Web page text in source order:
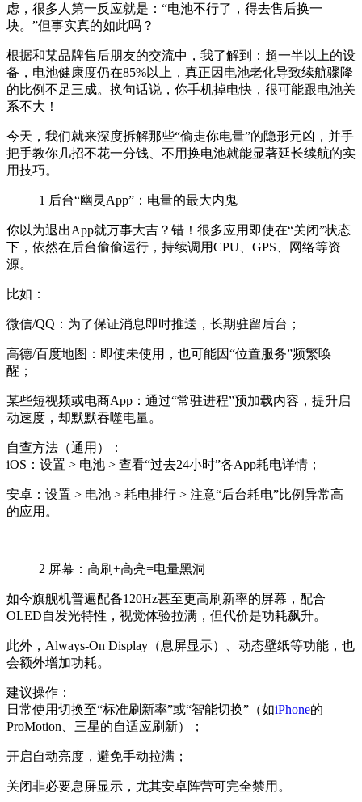
虑，很多人第一反应就是：“电池不行了，得去售后换一
块。”但事实真的如此吗？
根据和某品牌售后朋友的交流中，我了解到：超一半以上的设
备，电池健康度仍在85%以上，真正因电池老化导致续航骤降
的比例不足三成。换句话说，你手机掉电快，很可能跟电池关
系不大！
今天，我们就来深度拆解那些“偷走你电量”的隐形元凶，并手
把手教你几招不花一分钱、不用换电池就能显著延长续航的实
用技巧。
1 后台“幽灵App”：电量的最大内鬼
你以为退出App就万事大吉？错！很多应用即使在“关闭”状态
下，依然在后台偷偷运行，持续调用CPU、GPS、网络等资
源。
比如：
微信/QQ：为了保证消息即时推送，长期驻留后台；
高德/百度地图：即使未使用，也可能因“位置服务”频繁唤
醒；
某些短视频或电商App：通过“常驻进程”预加载内容，提升启
动速度，却默默吞噬电量。
自查方法（通用）：
iOS：设置 > 电池 > 查看“过去24小时”各App耗电详情；
安卓：设置 > 电池 > 耗电排行 > 注意“后台耗电”比例异常高
的应用。
2 屏幕：高刷+高亮=电量黑洞
如今旗舰机普遍配备120Hz甚至更高刷新率的屏幕，配合
OLED自发光特性，视觉体验拉满，但代价是功耗飙升。
此外，Always-On Display（息屏显示）、动态壁纸等功能，也
会额外增加功耗。
建议操作：
日常使用切换至“标准刷新率”或“智能切换”（如iPhone的
ProMotion、三星的自适应刷新）；
开启自动亮度，避免手动拉满；
关闭非必要息屏显示，尤其安卓阵营可完全禁用。